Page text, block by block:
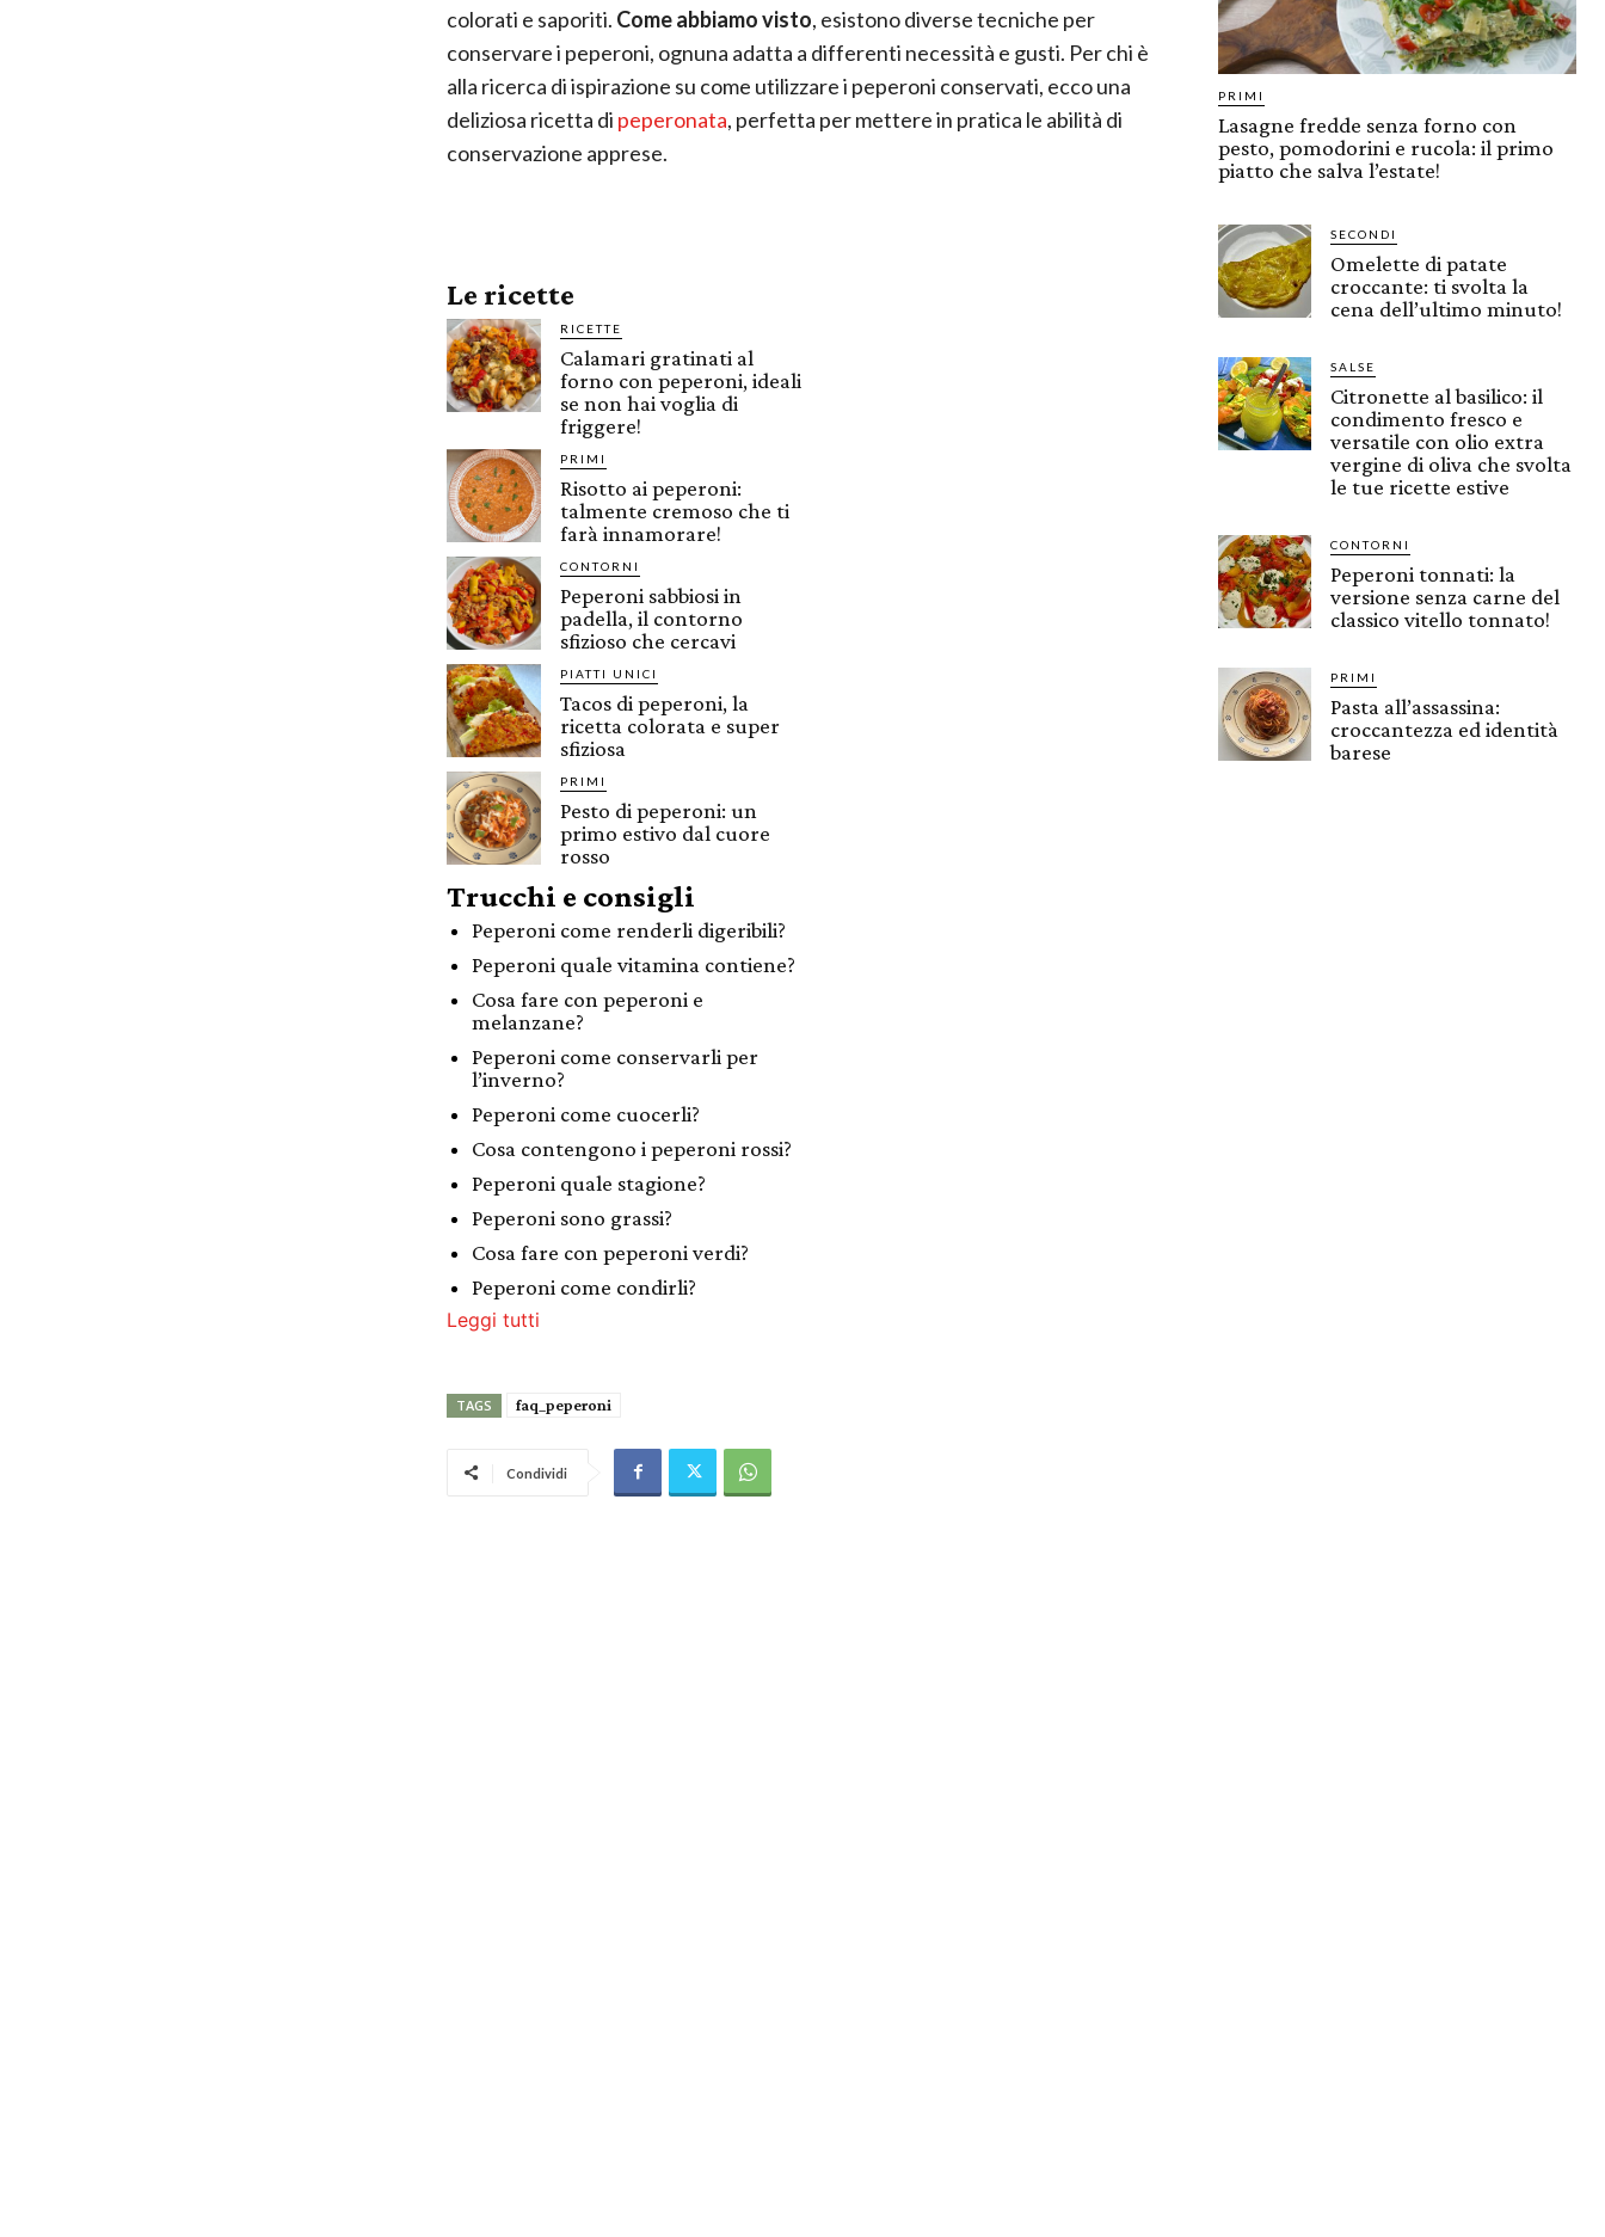
colorati e saporiti. Come abbiamo visto, esistono diverse tecniche per
conservare i peperoni, ognuna adatta a differenti necessità e gusti. Per chi è
alla ricerca di ispirazione su come utilizzare i peperoni conservati, ecco una
deliziosa ricetta di peperonata, perfetta per mettere in pratica le abilità di
conservazione apprese.
Le ricette
RICETTE
Calamari gratinati al
forno con peperoni, ideali
se non hai voglia di
friggere!
PRIMI
Risotto ai peperoni:
talmente cremoso che ti
farà innamorare!
CONTORNI
Peperoni sabbiosi in
padella, il contorno
sfizioso che cercavi
PIATTI UNICI
Tacos di peperoni, la
ricetta colorata e super
sfiziosa
PRIMI
Pesto di peperoni: un
primo estivo dal cuore
rosso
Trucchi e consigli
Peperoni come renderli digeribili?
Peperoni quale vitamina contiene?
Cosa fare con peperoni e
melanzane?
Peperoni come conservarli per
l’inverno?
Peperoni come cuocerli?
Cosa contengono i peperoni rossi?
Peperoni quale stagione?
Peperoni sono grassi?
Cosa fare con peperoni verdi?
Peperoni come condirli?
Leggi tutti
TAGS faq_peperoni
Condividi
PRIMI
Lasagne fredde senza forno con
pesto, pomodorini e rucola: il primo
piatto che salva l’estate!
SECONDI
Omelette di patate
croccante: ti svolta la
cena dell’ultimo minuto!
SALSE
Citronette al basilico: il
condimento fresco e
versatile con olio extra
vergine di oliva che svolta
le tue ricette estive
CONTORNI
Peperoni tonnati: la
versione senza carne del
classico vitello tonnato!
PRIMI
Pasta all’assassina:
croccantezza ed identità
barese